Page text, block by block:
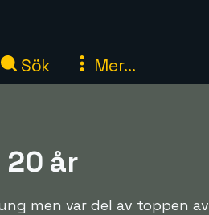
Sök Mer...
20 år
men var del av toppen av